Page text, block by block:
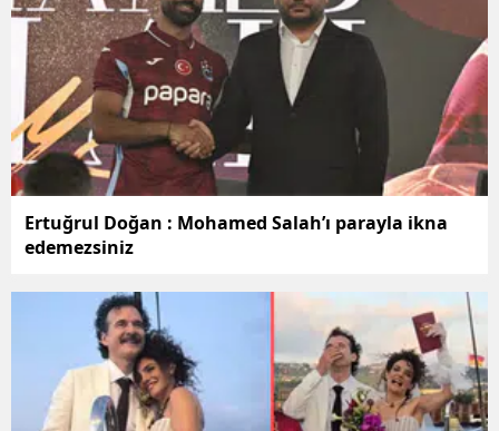
Ertuğrul Doğan : Mohamed Salah’ı parayla ikna
edemezsiniz